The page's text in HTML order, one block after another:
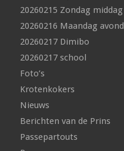
20260215 Zondag middag
20260216 Maandag avond
20260217 Dimibo
20260217 school
Foto’s
Krotenkokers
Nieuws
Berichten van de Prins
Passepartouts